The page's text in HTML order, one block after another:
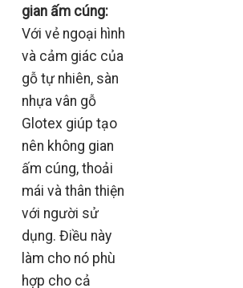
gian ấm cúng:
Với vẻ ngoại hình
và cảm giác của
gỗ tự nhiên, sàn
nhựa vân gỗ
Glotex giúp tạo
nên không gian
ấm cúng, thoải
mái và thân thiện
với người sử
dụng. Điều này
làm cho nó phù
hợp cho cả